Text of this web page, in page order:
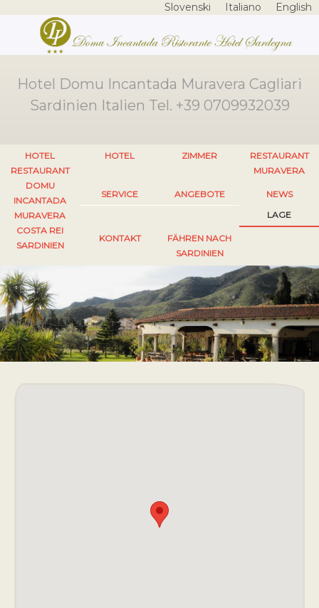
English
Italiano
Slovenski
Hotel Domu Incantada Muravera Cagliari
Sardinien Italien Tel. +39 0709932039
HOTEL
RESTAURANT
DOMU
INCANTADA
MURAVERA
COSTA REI
SARDINIEN
HOTEL ZIMMER
RESTAURANT
MURAVERA
SERVICE ANGEBOTE
NEWS
LAGE
KONTAKT
FÄHREN NACH
SARDINIEN